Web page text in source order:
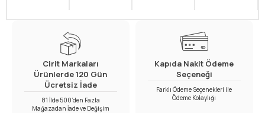
Cirit Markaları
Ürünlerde 120 Gün
Ücretsiz İade
81 İlde 500’den Fazla
Mağazadan İade ve Değişim
Kapıda Nakit Ödeme
Seçeneği
Farklı Ödeme Seçenekleri ile
Ödeme Kolaylığı